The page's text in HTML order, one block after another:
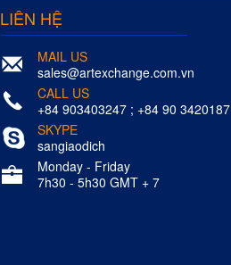
LIÊN HỆ
MAIL US
sales@artexchange.com.vn
CALL US
+84 903403247 ; +84 90 3420187
SKYPE
sangiaodich
Monday - Friday
7h30 - 5h30 GMT + 7